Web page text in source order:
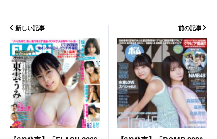
新しい記事 前の記事